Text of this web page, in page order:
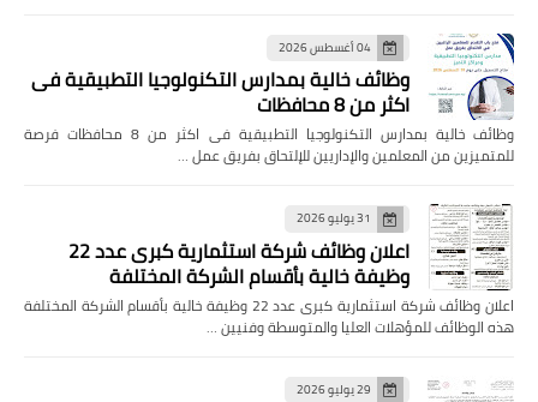
04 أغسطس 2026
وظائف خالية بمدارس التكنولوجيا التطبيقية فى
اكثر من 8 محافظات
وظائف خالية بمدارس التكنولوجيا التطبيقية فى اكثر من 8 محافظات فرصة
للمتميزين من المعلمين والإداريين للإلتحاق بفريق عمل …
31 يوليو 2026
اعلان وظائف شركة استثمارية كبرى عدد 22
وظيفة خالية بأقسام الشركة المختلفة
اعلان وظائف شركة استثمارية كبرى عدد 22 وظيفة خالية بأقسام الشركة المختلفة
هذه الوظائف للمؤهلات العليا والمتوسطة وفنيين …
29 يوليو 2026